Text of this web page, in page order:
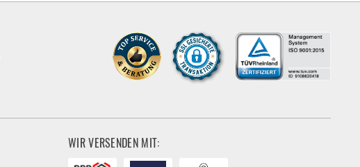
WIR VERSENDEN MIT: